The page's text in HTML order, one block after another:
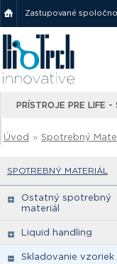
Zastupované
PRÍSTROJE PRE LIFE -
Úvod » Spotrebný
SPOTREBNÝ MATERIÁL
Ostatný spotrebný
materiál
Liquid handling
Skladovanie vzoriek